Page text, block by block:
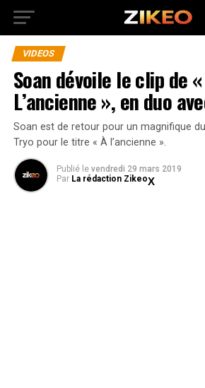
VIDEOS
Soan dévoile le clip de
L’ancienne », en duo
Soan est de retour pour un magnifique
Tryo pour le titre « À l’ancienne ».
Publié le vendredi 29 mars 2019
Par La rédaction Zikeo